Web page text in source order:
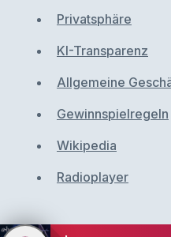
Privatsphäre
KI-Transparenz
Allgemeine
Gewinnspielregeln
Wikipedia
Radioplayer